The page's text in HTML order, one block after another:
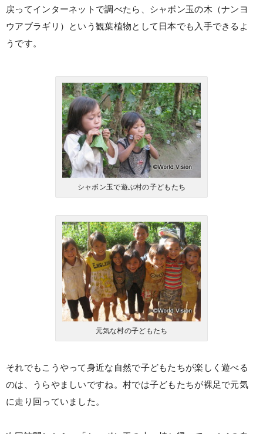
戻ってインターネットで調べたら、シャボン玉の木（ナンヨ
ウアブラギリ）という観葉植物として日本でも入手できるよ
うです。
シャボン玉で遊ぶ村の子どもたち
元気な村の子どもたち
それでもこうやって身近な自然で子どもたちが楽しく遊べる
のは、うらやましいですね。村では子どもたちが裸足で元気
に走り回っていました。